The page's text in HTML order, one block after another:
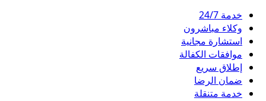
خدمة 24/7
وكلاء مباشرون
استشارة مجانية
موافقات الكفالة
إطلاق سريع
ضمان الرضا
خدمة متنقلة